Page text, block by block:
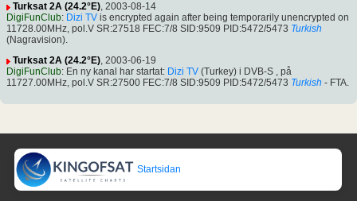
Turksat 2A (24.2°E), 2003-08-14
DigiFunClub: Dizi TV is encrypted again after being temporarily unencrypted on
11728.00MHz, pol.V SR:27518 FEC:7/8 SID:9509 PID:5472/5473 Turkish
(Nagravision).
Turksat 2A (24.2°E), 2003-06-19
DigiFunClub: En ny kanal har startat: Dizi TV (Turkey) i DVB-S , på
11727.00MHz, pol.V SR:27500 FEC:7/8 SID:9509 PID:5472/5473 Turkish - FTA.
Startsidan